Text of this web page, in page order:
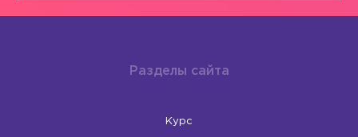
Разделы сайта
Курс